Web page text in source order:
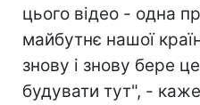
цього відео - одна
майбутнє нашої
знову і знову бере
будувати тут", -